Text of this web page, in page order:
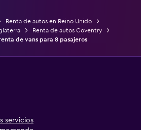
Renta de autos en Reino Unido
Renta de autos Coventry
de vans para 8 pasajeros
servicios